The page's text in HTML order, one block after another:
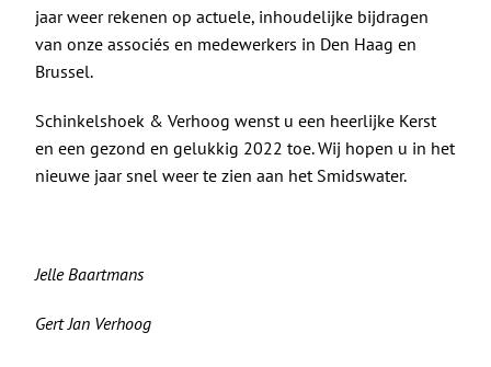
jaar weer rekenen op actuele, inhoudelijke bijdragen
van onze associés en medewerkers in Den Haag en
Brussel.
Schinkelshoek & Verhoog wenst u een heerlijke Kerst
en een gezond en gelukkig 2022 toe. Wij hopen u in het
nieuwe jaar snel weer te zien aan het Smidswater.
Jelle Baartmans
Gert Jan Verhoog